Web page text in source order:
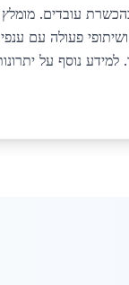
עובדים.
פעולה עם
נוסף על